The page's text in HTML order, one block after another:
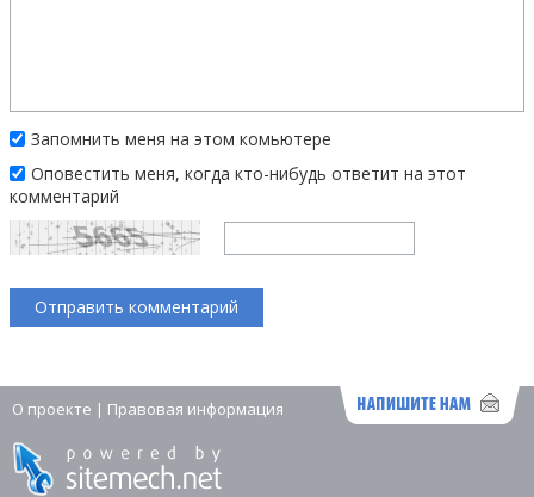
Запомнить меня на этом комьютере
Оповестить меня, когда кто-нибудь ответит на этот
комментарий
О проекте | Правовая информация